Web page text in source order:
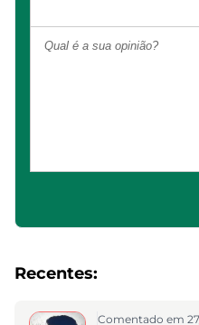
Recentes:
Comentado em